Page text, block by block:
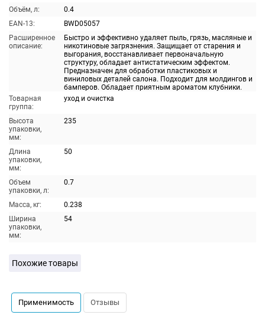
Объём, л:
0.4
EAN-13:
BWD05057
Расширенное
описание:
Быстро и эффективно удаляет пыль, грязь, масляные и
никотиновые загрязнения. Защищает от старения и
выгорания, восстанавливает первоначальную
структуру, обладает антистатическим эффектом.
Предназначен для обработки пластиковых и
виниловых деталей салона. Подходит для молдингов и
бамперов. Обладает приятным ароматом клубники.
Товарная
группа:
уход и очистка
Высота
упаковки,
мм:
235
Длина
упаковки,
мм:
50
Объем
упаковки, л:
0.7
Масса, кг:
0.238
Ширина
упаковки,
мм:
54
Похожие товары
Применимость Отзывы